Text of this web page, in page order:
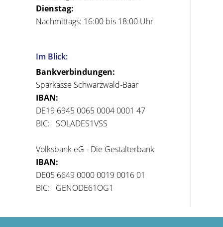
Dienstag:
Nachmittags: 16:00 bis 18:00 Uhr
Im Blick:
Bankverbindungen:
Sparkasse Schwarzwald-Baar
IBAN:
DE19 6945 0065 0004 0001 47
BIC: SOLADES1VSS
Volksbank eG - Die Gestalterbank
IBAN:
DE05 6649 0000 0019 0016 01
BIC: GENODE61OG1